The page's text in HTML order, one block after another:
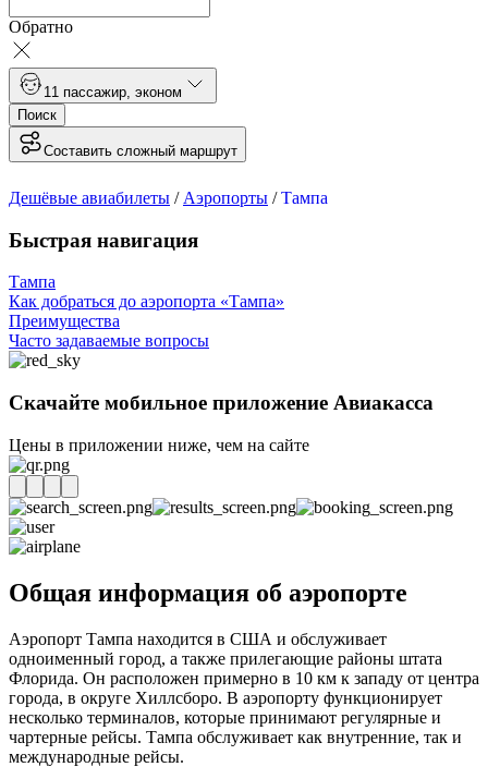
Обратно
1 1 пассажир эконом
Поиск
Составить сложный маршрут
Дешёвые авиабилеты / Аэропорты /Тампа
Быстрая навигация
Тампа
Как добраться до аэропорта «Тампа»
Преимущества
Часто задаваемые вопросы
Скачайте мобильное приложение Авиакасса
Цены в приложении ниже, чем на сайте
Общая информация об аэропорте
Аэропорт Тампа находится в США и обслуживает
одноименный город, а также прилегающие районы штата
Флорида. Он расположен примерно в 10 км к западу от центра
города, в округе Хиллсборо. В аэропорту функционирует
несколько терминалов, которые принимают регулярные и
чартерные рейсы. Тампа обслуживает как внутренние, так и
международные рейсы.